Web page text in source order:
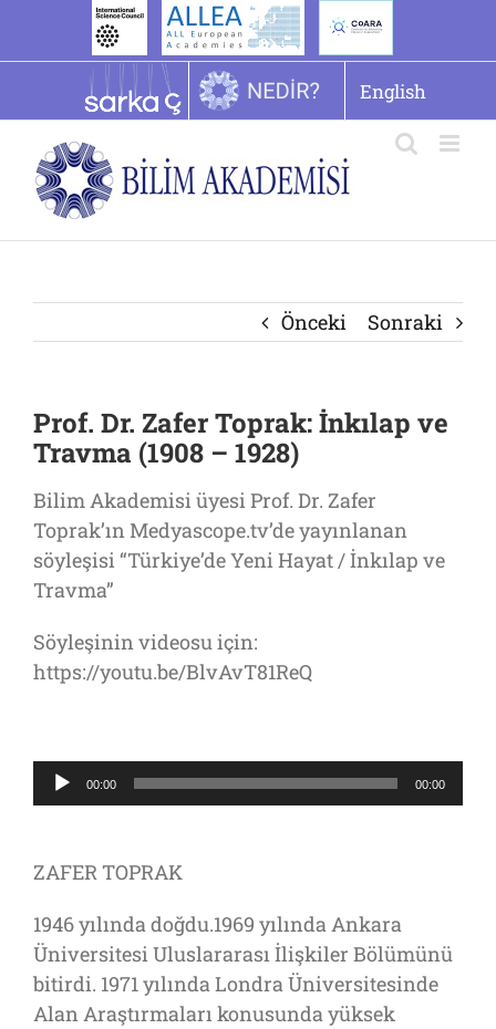
English
Önceki Sonraki
Prof. Dr. Zafer Toprak: İnkılap ve
Travma (1908 – 1928)
Bilim Akademisi üyesi Prof. Dr. Zafer
Toprak’ın Medyascope.tv’de yayınlanan
söyleşisi “Türkiye’de Yeni Hayat / İnkılap ve
Travma”
Söyleşinin videosu için:
https://youtu.be/BlvAvT81ReQ
Ses
oynatıcı
00:00 00:00
ZAFER TOPRAK
1946 yılında doğdu.1969 yılında Ankara
Üniversitesi Uluslararası İlişkiler Bölümünü
bitirdi. 1971 yılında Londra Üniversitesinde
Alan Araştırmaları konusunda yüksek